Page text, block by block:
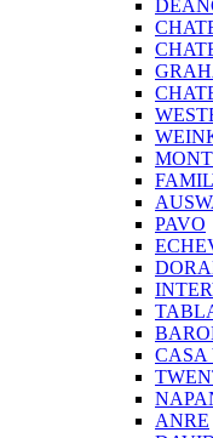
PAVO
CASA
ANRE